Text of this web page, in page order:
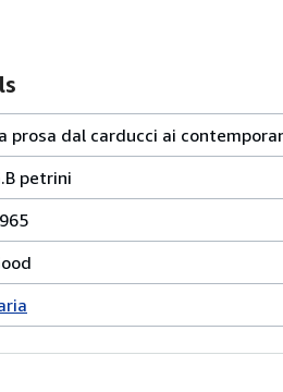
prosa dal carducci ai
petrini